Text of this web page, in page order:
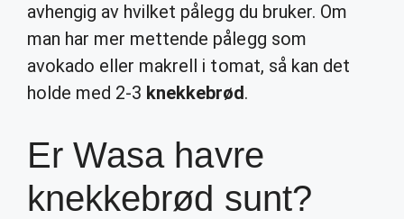
avhengig av hvilket pålegg du bruker. Om
man har mer mettende pålegg som
avokado eller makrell i tomat, så kan det
holde med 2-3 knekkebrød.
Er Wasa havre
knekkebrød sunt?